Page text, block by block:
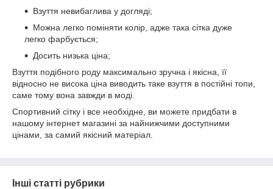
Взуття невибаглива у догляді;
Можна легко поміняти колір, адже така сітка дуже
легко фарбується;
Досить низька ціна;
Взуття подібного роду максимально зручна і якісна, її
відносно не висока ціна виводить таке взуття в постійні топи,
саме тому вона завжди в моді.
Спортивний сітку і все необхідне, ви можете придбати в
нашому інтернет магазині за найнижчими доступними
цінами, за самий якісний матеріал.
Інші статті рубрики